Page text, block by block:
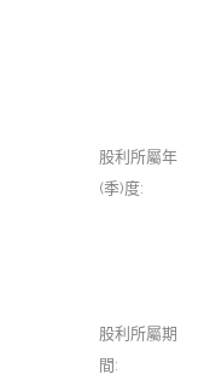
股利所屬年
(季)度:
股利所屬期
間: